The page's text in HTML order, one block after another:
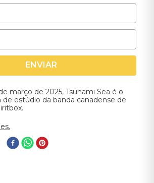
ENVIAR
março de 2025, Tsunami Sea é o
estúdio da banda canadense de